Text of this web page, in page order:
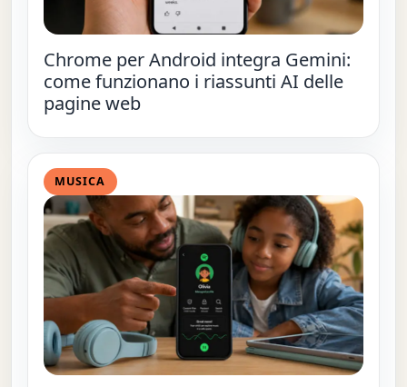
Chrome per Android integra Gemini:
come funzionano i riassunti AI delle
pagine web
MUSICA